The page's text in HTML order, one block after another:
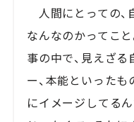
人間にとっての、
なんなのかってこ
事の中で、見えざ
ー、本能といった
にイメージしてる